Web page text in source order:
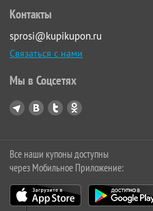
Контакты
sprosi@kupikupon.ru
Связаться с нами
Мы в Соцсетях
Все наши купоны доступны
через Мобильное Приложение: